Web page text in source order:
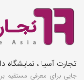
تجارت آسیا ، نمایشگاه
جایی برای معرفی مستقیم